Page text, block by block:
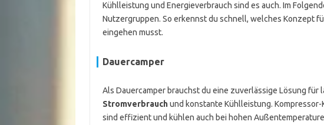
Kühlleistung und Energieverbrauch sind es auch. Im
Nutzergruppen. So erkennst du schnell, welches Konzept
eingehen musst.
Dauercamper
Als Dauercamper brauchst du eine zuverlässige Lösung für
Stromverbrauchund konstante Kühlleistung.
sind effizient und kühlen auch bei hohen